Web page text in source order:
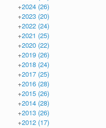
+2024 (26)
+2023 (20)
+2022 (24)
+2021 (25)
+2020 (22)
+2019 (26)
+2018 (24)
+2017 (25)
+2016 (28)
+2015 (26)
+2014 (28)
+2013 (26)
+2012 (17)